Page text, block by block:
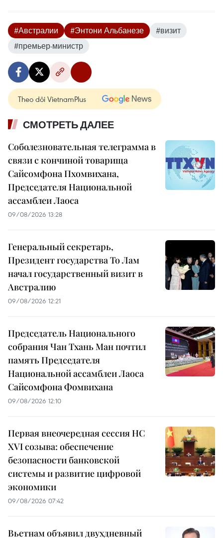
#Австралии #Энтони Альбанезе
#визит
#премьер-министр
Theo dõi VietnamPlus
СМОТРЕТЬ ДАЛЕЕ
Соболезновательная телеграмма в
связи с кончиной товарища
Сайсомфона Пхомвихана,
Председателя Национальной
ассамблеи Лаоса
09/08/2026 13:28
Генеральный секретарь,
Президент государства То Лам
начал государственный визит в
Австралию
09/08/2026 12:21
Председатель Национального
собрания Чан Тхань Ман почтил
память Председателя
Национальной ассамблеи Лаоса
Сайсомфона Фомвихана
09/08/2026 12:10
Первая внеочередная сессия НС
XVI созыва: обеспечение
безопасности банковской
системы и развитие цифровой
экономики
09/08/2026 07:42
Вьетнам объявил двухдневный